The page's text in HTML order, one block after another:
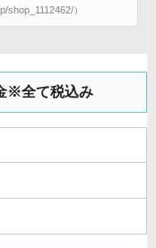
）
※全て税込み